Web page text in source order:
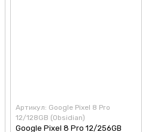
Артикул: Google Pixel 8 Pro
12/128GB (Obsidian)
Google Pixel 8 Pro 12/256GB